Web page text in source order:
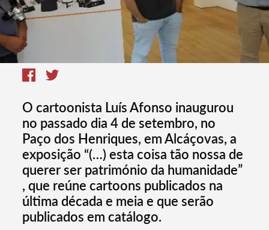
O cartoonista Luís Afonso inaugurou
no passado dia 4 de setembro, no
Paço dos Henriques, em Alcáçovas, a
exposição “(…) esta coisa tão nossa de
querer ser património da humanidade”
, que reúne cartoons publicados na
última década e meia e que serão
publicados em catálogo.